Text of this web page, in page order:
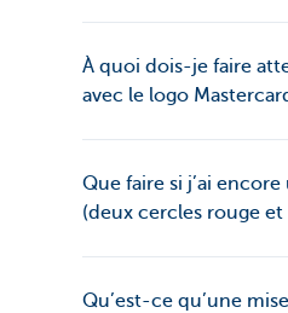
À quoi dois-je faire
avec le logo
Que faire si j’ai
(deux cercles rouge et
Qu’est-ce qu’une